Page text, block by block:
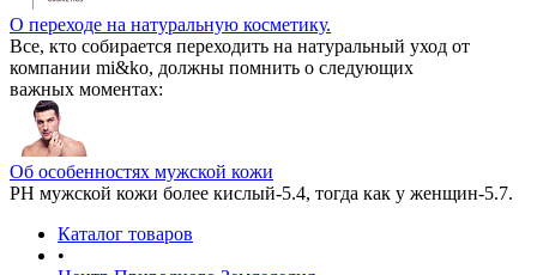
О переходе на натуральную косметику.
Все, кто собирается переходить на натуральный уход от
компании mi&ko, должны помнить о следующих
важных моментах:
Об особенностях мужской кожи
РН мужской кожи более кислый-5.4, тогда как у женщин-5.7.
Каталог товаров
•